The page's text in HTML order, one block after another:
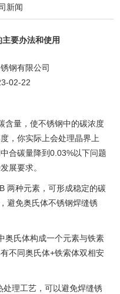
新闻
要办法和使用
钢有限公司
02-22
含量，使不锈钢中的碳浓度
，你实际上会处理晶界上
合碳量降到0.03%以下问题
展要求。
两种元素，可形成稳定的碳
避免奥氏体不锈钢焊缝锈
奥氏体构成一个元素与铁素
不同奥氏体+铁索体双相安
理工艺，可以避免焊缝锈